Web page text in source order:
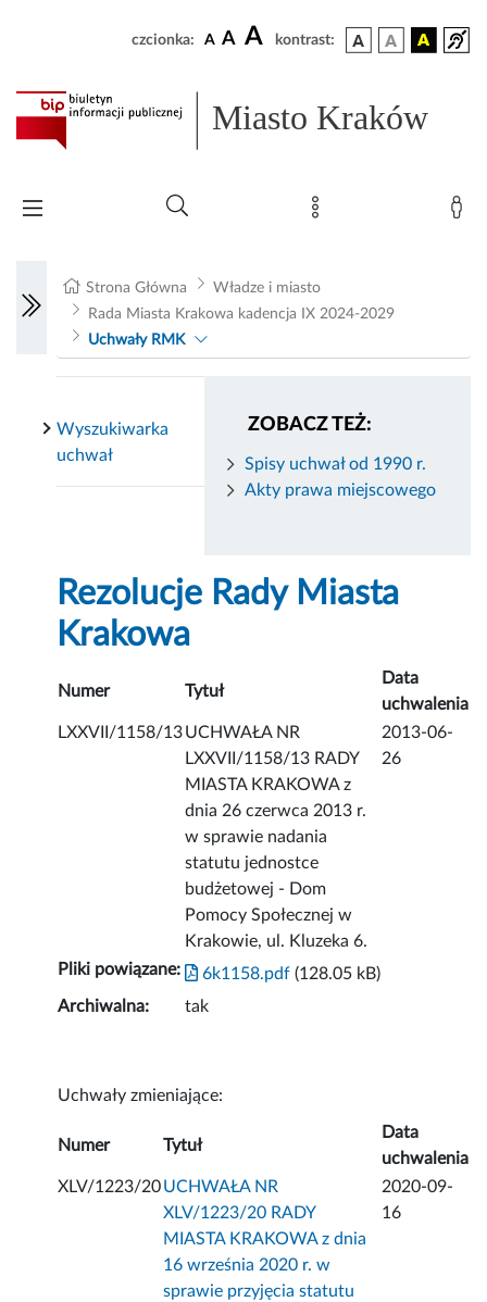
czcionka: A A A kontrast:
Miasto Kraków
Strona Główna
Władze i miasto
Rada Miasta Krakowa kadencja IX 2024-2029
Uchwały RMK
ZOBACZ TEŻ:
Spisy uchwał od 1990 r.
Akty prawa miejscowego
Wyszukiwarka
uchwał
Rezolucje Rady Miasta
Krakowa
Numer Tytuł
Data
uchwalenia
LXXVII/1158/13UCHWAŁA NR
LXXVII/1158/13 RADY
MIASTA KRAKOWA z
dnia 26 czerwca 2013 r.
w sprawie nadania
statutu jednostce
budżetowej - Dom
Pomocy Społecznej w
Krakowie, ul. Kluzeka 6.
2013-06-
26
Pliki powiązane: 6k1158.pdf (128.05 kB)
Archiwalna:
tak
Uchwały zmieniające:
Numer Tytuł
Data
uchwalenia
XLV/1223/20UCHWAŁA NR
XLV/1223/20 RADY
MIASTA KRAKOWA z dnia
16 września 2020 r. w
sprawie przyjęcia statutu
2020-09-
16